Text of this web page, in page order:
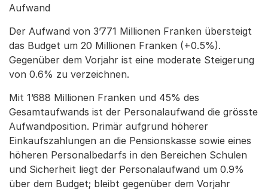
Aufwand
Der Aufwand von 3’771 Millionen Franken übersteigt
das Budget um 20 Millionen Franken (+0.5%).
Gegenüber dem Vorjahr ist eine moderate Steigerung
von 0.6% zu verzeichnen.
Mit 1’688 Millionen Franken und 45% des
Gesamtaufwands ist der Personalaufwand die grösste
Aufwandposition. Primär aufgrund höherer
Einkaufszahlungen an die Pensionskasse sowie eines
höheren Personalbedarfs in den Bereichen Schulen
und Sicherheit liegt der Personalaufwand um 0.9%
über dem Budget; bleibt gegenüber dem Vorjahr